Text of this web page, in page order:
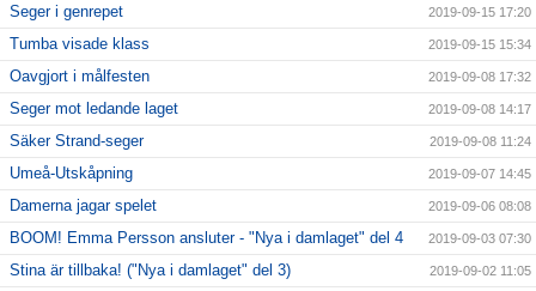
Seger i genrepet 2019-09-15 17:20
Tumba visade klass 2019-09-15 15:34
Oavgjort i målfesten 2019-09-08 17:32
Seger mot ledande laget 2019-09-08 14:17
Säker Strand-seger 2019-09-08 11:24
Umeå-Utskåpning 2019-09-07 14:45
Damerna jagar spelet 2019-09-06 08:08
BOOM! Emma Persson ansluter - "Nya i damlaget" del 4 2019-09-03 07:30
Stina är tillbaka! ("Nya i damlaget" del 3) 2019-09-02 11:05